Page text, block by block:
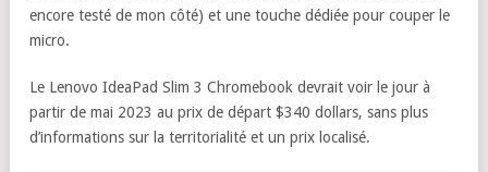
encore testé de mon côté) et une touche dédiée pour couper le
micro.
Le Lenovo IdeaPad Slim 3 Chromebook devrait voir le jour à
partir de mai 2023 au prix de départ $340 dollars, sans plus
d’informations sur la territorialité et un prix localisé.